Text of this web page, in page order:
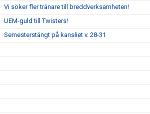
Vi söker fler tränare till breddverksamheten!
UEM-guld till Twisters!
Semesterstängt på kansliet v. 28-31